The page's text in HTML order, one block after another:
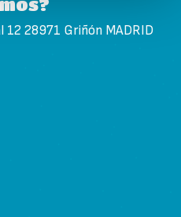
12 28971 Griñón MADRID